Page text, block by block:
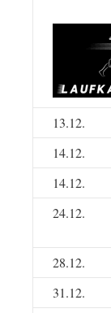
13.12.
14.12.
14.12.
24.12.
28.12.
31.12.